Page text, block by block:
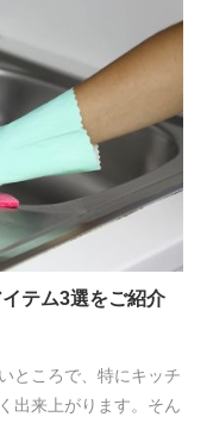
テム3選をご紹介
ところで、特にキッチ
出来上がります。そん